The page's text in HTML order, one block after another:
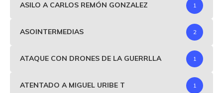
ASILO A CARLOS REMÓN GONZALEZ 1
ASOINTERMEDIAS 2
ATAQUE CON DRONES DE LA GUERRLLA 1
ATENTADO A MIGUEL URIBE T 1